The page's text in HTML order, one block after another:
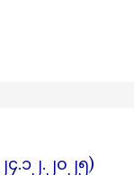
၁၂.၂၀၂၅)